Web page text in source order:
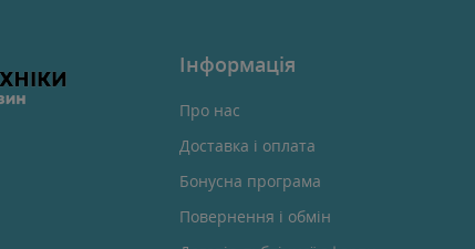
Інформація
Про нас
Доставка і оплата
Бонусна програма
Повернення і обмін